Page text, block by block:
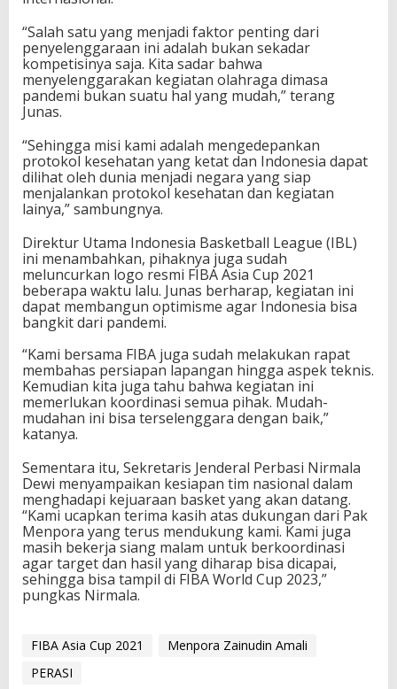
“Salah satu yang menjadi faktor penting dari
penyelenggaraan ini adalah bukan sekadar
kompetisinya saja. Kita sadar bahwa
menyelenggarakan kegiatan olahraga dimasa
pandemi bukan suatu hal yang mudah,” terang
Junas.
“Sehingga misi kami adalah mengedepankan
protokol kesehatan yang ketat dan Indonesia dapat
dilihat oleh dunia menjadi negara yang siap
menjalankan protokol kesehatan dan kegiatan
lainya,” sambungnya.
Direktur Utama Indonesia Basketball League (IBL)
ini menambahkan, pihaknya juga sudah
meluncurkan logo resmi FIBA Asia Cup 2021
beberapa waktu lalu. Junas berharap, kegiatan ini
dapat membangun optimisme agar Indonesia bisa
bangkit dari pandemi.
“Kami bersama FIBA juga sudah melakukan rapat
membahas persiapan lapangan hingga aspek teknis.
Kemudian kita juga tahu bahwa kegiatan ini
memerlukan koordinasi semua pihak. Mudah-
mudahan ini bisa terselenggara dengan baik,”
katanya.
Sementara itu, Sekretaris Jenderal Perbasi Nirmala
Dewi menyampaikan kesiapan tim nasional dalam
menghadapi kejuaraan basket yang akan datang.
“Kami ucapkan terima kasih atas dukungan dari Pak
Menpora yang terus mendukung kami. Kami juga
masih bekerja siang malam untuk berkoordinasi
agar target dan hasil yang diharap bisa dicapai,
sehingga bisa tampil di FIBA World Cup 2023,”
pungkas Nirmala.
FIBA Asia Cup 2021
Menpora Zainudin Amali
PERASI